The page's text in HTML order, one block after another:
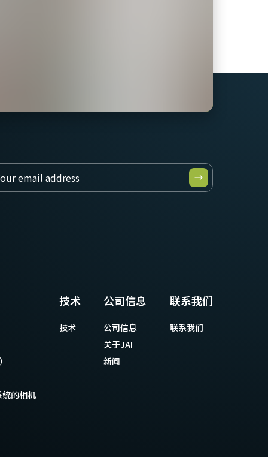
的相机
技术
技术
公司信息
公司信息
关于JAI
新闻
联系我们
联系我们